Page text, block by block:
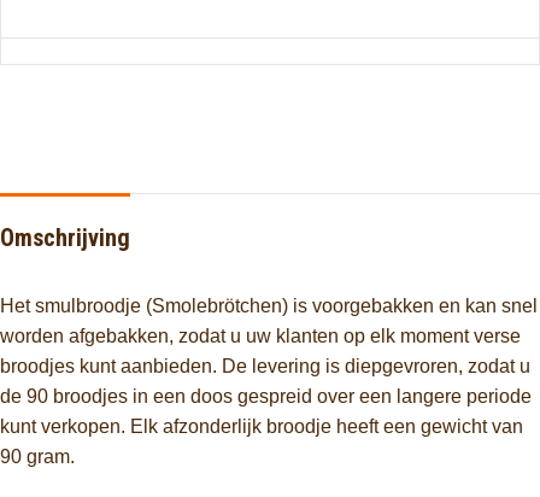
Omschrijving
Het smulbroodje (Smolebrötchen) is voorgebakken en kan snel
worden afgebakken, zodat u uw klanten op elk moment verse
broodjes kunt aanbieden. De levering is diepgevroren, zodat u
de 90 broodjes in een doos gespreid over een langere periode
kunt verkopen. Elk afzonderlijk broodje heeft een gewicht van
90 gram.